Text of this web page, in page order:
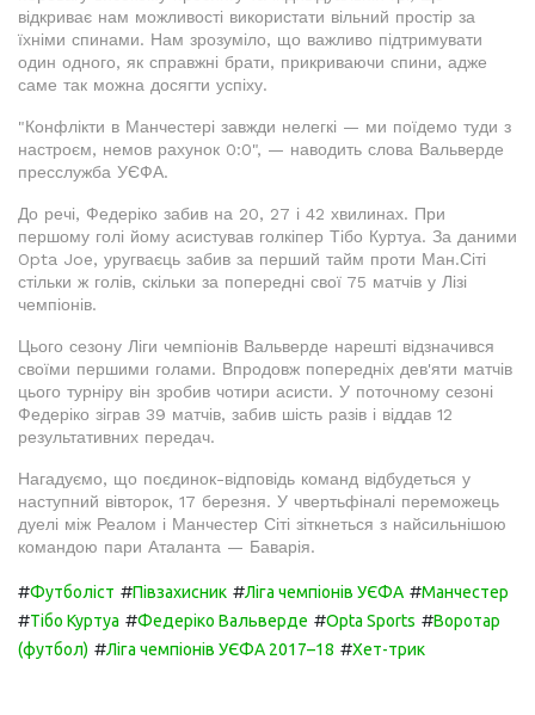
відкриває нам можливості використати вільний простір за
їхніми спинами. Нам зрозуміло, що важливо підтримувати
один одного, як справжні брати, прикриваючи спини, адже
саме так можна досягти успіху.
"Конфлікти в Манчестері завжди нелегкі — ми поїдемо туди з
настроєм, немов рахунок 0:0", — наводить слова Вальверде
пресслужба УЄФА.
До речі, Федеріко забив на 20, 27 і 42 хвилинах. При
першому голі йому асистував голкіпер Тібо Куртуа. За даними
Opta Joe, уругваєць забив за перший тайм проти Ман.Сіті
стільки ж голів, скільки за попередні свої 75 матчів у Лізі
чемпіонів.
Цього сезону Ліги чемпіонів Вальверде нарешті відзначився
своїми першими голами. Впродовж попередніх дев'яти матчів
цього турніру він зробив чотири асисти. У поточному сезоні
Федеріко зіграв 39 матчів, забив шість разів і віддав 12
результативних передач.
Нагадуємо, що поєдинок-відповідь команд відбудеться у
наступний вівторок, 17 березня. У чвертьфіналі переможець
дуелі між Реалом і Манчестер Сіті зіткнеться з найсильнішою
командою пари Аталанта — Баварія.
#Футболіст #Півзахисник #Ліга чемпіонів УЄФА #Манчестер
#Тібо Куртуа #Федеріко Вальверде #Opta Sports #Воротар
(футбол) #Ліга чемпіонів УЄФА 2017–18 #Хет-трик